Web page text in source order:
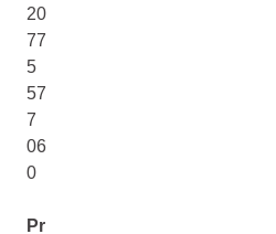
20
77
5
57
7
06
0
Pr